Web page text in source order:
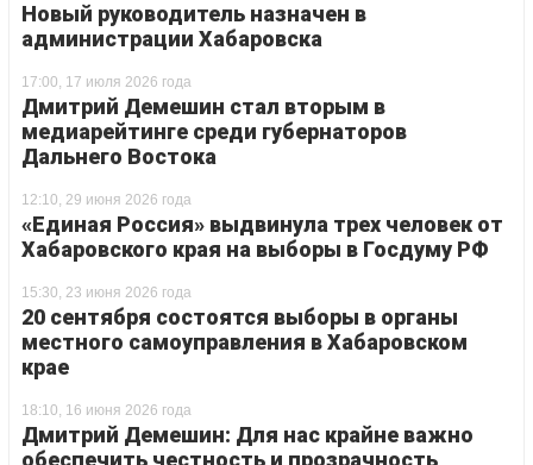
Новый руководитель назначен в
администрации Хабаровска
17:00, 17 июля 2026 года
Дмитрий Демешин стал вторым в
медиарейтинге среди губернаторов
Дальнего Востока
12:10, 29 июня 2026 года
«Единая Россия» выдвинула трех человек от
Хабаровского края на выборы в Госдуму РФ
15:30, 23 июня 2026 года
20 сентября состоятся выборы в органы
местного самоуправления в Хабаровском
крае
18:10, 16 июня 2026 года
Дмитрий Демешин: Для нас крайне важно
обеспечить честность и прозрачность